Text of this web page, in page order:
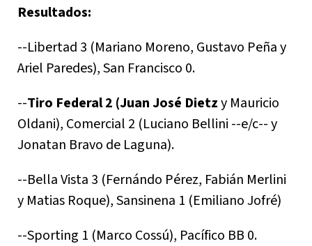
Resultados:
--Libertad 3 (Mariano Moreno, Gustavo Peña y
Ariel Paredes), San Francisco 0.
--Tiro Federal 2 (Juan José Dietzy Mauricio
Oldani), Comercial 2 (Luciano Bellini --e/c-- y
Jonatan Bravo de Laguna).
--Bella Vista 3 (Fernándo Pérez, Fabián Merlini
y Matias Roque), Sansinena 1 (Emiliano Jofré)
--Sporting 1 (Marco Cossú), Pacífico BB 0.